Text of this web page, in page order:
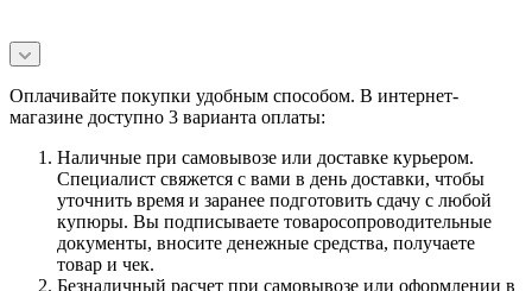
Оплачивайте покупки удобным способом. В интернет-
магазине доступно 3 варианта оплаты:
Наличные при самовывозе или доставке курьером.
Специалист свяжется с вами в день доставки, чтобы
уточнить время и заранее подготовить сдачу с любой
купюры. Вы подписываете товаросопроводительные
документы, вносите денежные средства, получаете
товар и чек.
Безналичный расчет при самовывозе или оформлении в